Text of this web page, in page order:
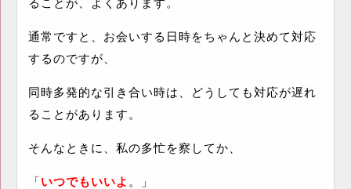
ることが、よくあります。
通常ですと、お会いする日時をちゃんと決めて対応
するのですが、
同時多発的な引き合い時は、どうしても対応が遅れ
ることがあります。
そんなときに、私の多忙を察してか、
「 いつでもいいよ 。」